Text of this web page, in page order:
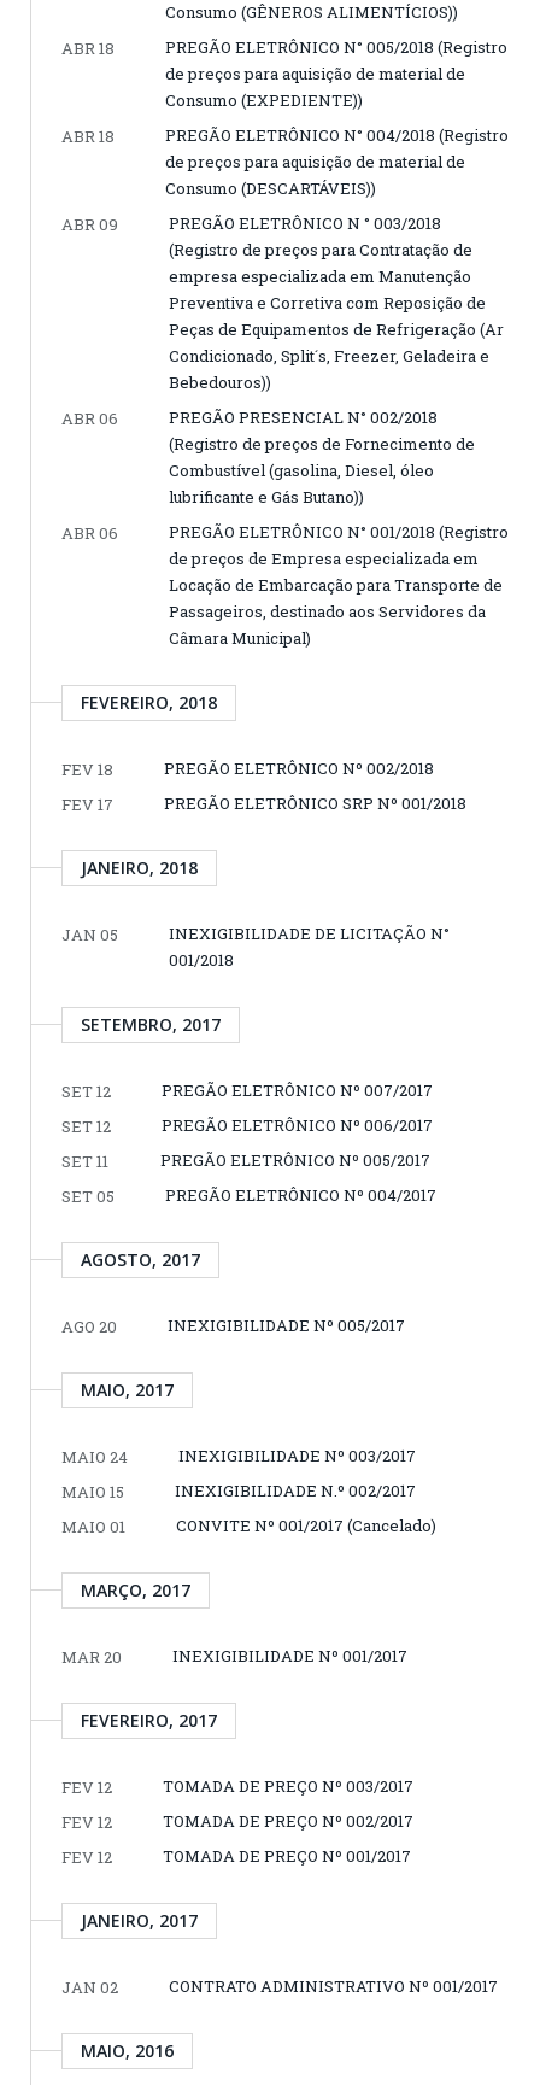
Consumo (GÊNEROS ALIMENTÍCIOS))
ABR 18
PREGÃO ELETRÔNICO N° 005/2018 (Registro
de preços para aquisição de material de
Consumo (EXPEDIENTE))
ABR 18
PREGÃO ELETRÔNICO N° 004/2018 (Registro
de preços para aquisição de material de
Consumo (DESCARTÁVEIS))
ABR 09
PREGÃO ELETRÔNICO N ° 003/2018
(Registro de preços para Contratação de
empresa especializada em Manutenção
Preventiva e Corretiva com Reposição de
Peças de Equipamentos de Refrigeração (Ar
Condicionado, Split´s, Freezer, Geladeira e
Bebedouros))
ABR 06
PREGÃO PRESENCIAL N° 002/2018
(Registro de preços de Fornecimento de
Combustível (gasolina, Diesel, óleo
lubrificante e Gás Butano))
ABR 06
PREGÃO ELETRÔNICO N° 001/2018 (Registro
de preços de Empresa especializada em
Locação de Embarcação para Transporte de
Passageiros, destinado aos Servidores da
Câmara Municipal)
FEVEREIRO, 2018
FEV 18
PREGÃO ELETRÔNICO Nº 002/2018
FEV 17
PREGÃO ELETRÔNICO SRP Nº 001/2018
JANEIRO, 2018
JAN 05
INEXIGIBILIDADE DE LICITAÇÃO N°
001/2018
SETEMBRO, 2017
SET 12
PREGÃO ELETRÔNICO Nº 007/2017
SET 12
PREGÃO ELETRÔNICO Nº 006/2017
SET 11
PREGÃO ELETRÔNICO Nº 005/2017
SET 05
PREGÃO ELETRÔNICO Nº 004/2017
AGOSTO, 2017
AGO 20 INEXIGIBILIDADE Nº 005/2017
MAIO, 2017
MAIO 24
INEXIGIBILIDADE Nº 003/2017
MAIO 15
INEXIGIBILIDADE N.º 002/2017
MAIO 01
CONVITE Nº 001/2017 (Cancelado)
MARÇO, 2017
MAR 20 INEXIGIBILIDADE Nº 001/2017
FEVEREIRO, 2017
FEV 12
TOMADA DE PREÇO Nº 003/2017
FEV 12
TOMADA DE PREÇO Nº 002/2017
FEV 12
TOMADA DE PREÇO Nº 001/2017
JANEIRO, 2017
JAN 02 CONTRATO ADMINISTRATIVO Nº 001/2017
MAIO, 2016